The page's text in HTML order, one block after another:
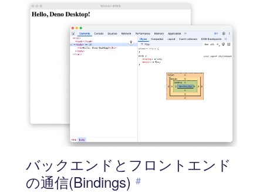
バックエンドとフロントエンド
の通信(Bindings) #